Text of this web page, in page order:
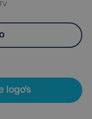
logo's